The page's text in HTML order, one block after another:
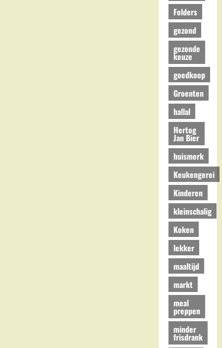
Folders
gezond
gezonde
keuze
goedkoop
Groenten
hallal
Hertog
Jan Bier
huismerk
Keukengerei
Kinderen
kleinschalig
Koken
lekker
maaltijd
markt
meal
preppen
minder
frisdrank